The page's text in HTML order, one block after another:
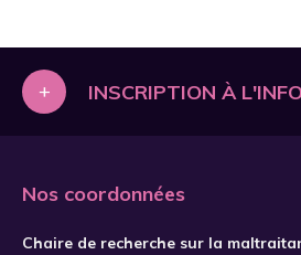
+ INSCRIPTION À
Nos coordonnées
Chaire de recherche sur la